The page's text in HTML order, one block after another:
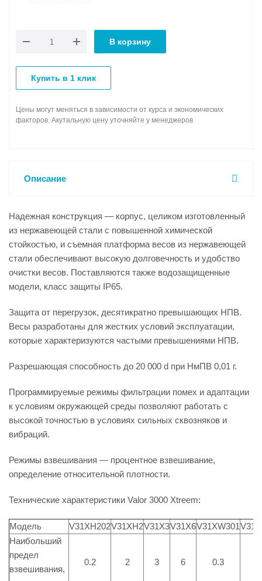
В корзину
Купить в 1 клик
Цены могут меняться в зависимости от курса и экономических
факторов. Акутальную цену уточняйте у менеджеров
Описание
Надежная конструкция — корпус, целиком изготовленный
из нержавеющей стали с повышенной химической
стойкостью, и съемная платформа весов из нержавеющей
стали обеспечивают высокую долговечность и удобство
очистки весов. Поставляются также водозащищенные
модели, класс защиты IP65.
Защита от перегрузок, десятикратно превышающих НПВ.
Весы разработаны для жестких условий эксплуатации,
которые характеризуются частыми превышениями НПВ.
Разрешающая способность до 20 000 d при НмПВ 0,01 г.
Программируемые режимы фильтрации помех и адаптации
к условиям окружающей среды позволяют работать с
высокой точностью в условиях сильных сквозняков и
вибраций.
Режимы взвешивания — процентное взвешивание,
определение относительной плотности.
Технические характеристики Valor 3000 Xtreem:
Модель V31XH202V31XH2V31X3V31X6V31XW301
Наибольший
предел
взвешивания,
0.2 2 3 6 0.3